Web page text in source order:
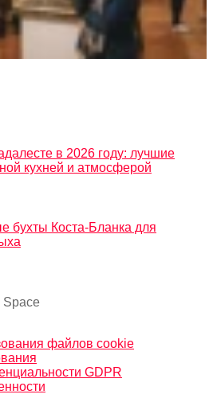
Space
файлов cookie
GDPR